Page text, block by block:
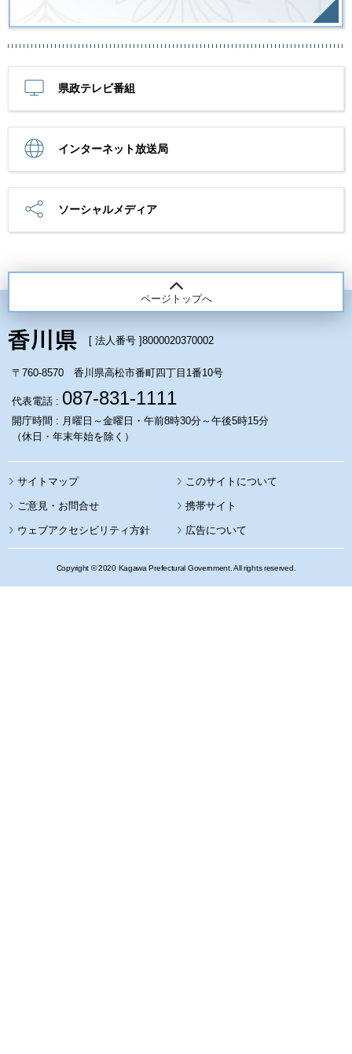
県政テレビ番組
インターネット放送局
ソーシャルメディア
ページトップへ
[ 法人番号 ]8000020370002
〒760-8570 香川県高松市番町四丁目1番10号
代表電話 : 087-831-1111
開庁時間 : 月曜日～金曜日・午前8時30分～午後5時15分
（休日・年末年始を除く）
サイトマップ このサイトについて
携帯サイト
ウェブアクセシビリティ方針 広告について
Copyright © 2020 Kagawa Prefectural Government. All rights reserved.